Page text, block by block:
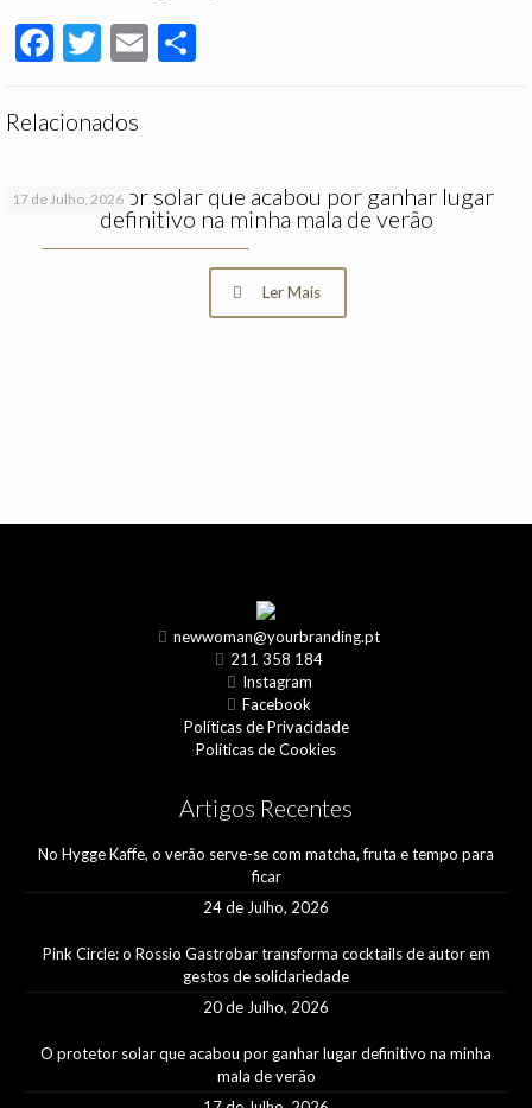
Facebook
Twitter
Email
Relacionados
17 de Julho, 2026
O protetor solar que acabou por ganhar lugar
definitivo na minha mala de verão
Ler Mais
newwoman@yourbranding.pt
211 358 184
Instagram
Facebook
Políticas de Privacidade
Políticas de Cookies
Artigos Recentes
No Hygge Kaffe, o verão serve-se com matcha, fruta e tempo para
ficar
24 de Julho, 2026
Pink Circle: o Rossio Gastrobar transforma cocktails de autor em
gestos de solidariedade
20 de Julho, 2026
O protetor solar que acabou por ganhar lugar definitivo na minha
mala de verão